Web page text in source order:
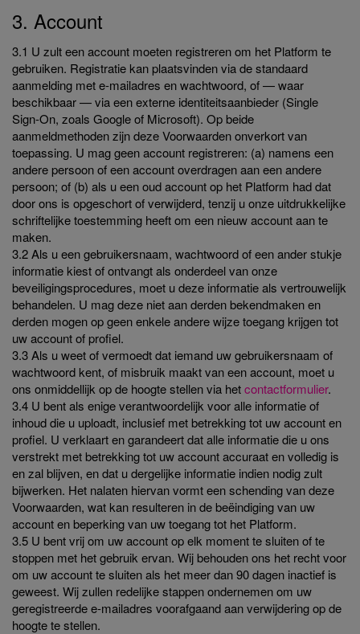
3. Account
3.1 U zult een account moeten registreren om het Platform te
gebruiken. Registratie kan plaatsvinden via de standaard
aanmelding met e-mailadres en wachtwoord, of — waar
beschikbaar — via een externe identiteitsaanbieder (Single
Sign-On, zoals Google of Microsoft). Op beide
aanmeldmethoden zijn deze Voorwaarden onverkort van
toepassing. U mag geen account registreren: (a) namens een
andere persoon of een account overdragen aan een andere
persoon; of (b) als u een oud account op het Platform had dat
door ons is opgeschort of verwijderd, tenzij u onze uitdrukkelijke
schriftelijke toestemming heeft om een nieuw account aan te
maken.
3.2 Als u een gebruikersnaam, wachtwoord of een ander stukje
informatie kiest of ontvangt als onderdeel van onze
beveiligingsprocedures, moet u deze informatie als vertrouwelijk
behandelen. U mag deze niet aan derden bekendmaken en
derden mogen op geen enkele andere wijze toegang krijgen tot
uw account of profiel.
3.3 Als u weet of vermoedt dat iemand uw gebruikersnaam of
wachtwoord kent, of misbruik maakt van een account, moet u
ons onmiddellijk op de hoogte stellen via hetcontactformulier.
3.4 U bent als enige verantwoordelijk voor alle informatie of
inhoud die u uploadt, inclusief met betrekking tot uw account en
profiel. U verklaart en garandeert dat alle informatie die u ons
verstrekt met betrekking tot uw account accuraat en volledig is
en zal blijven, en dat u dergelijke informatie indien nodig zult
bijwerken. Het nalaten hiervan vormt een schending van deze
Voorwaarden, wat kan resulteren in de beëindiging van uw
account en beperking van uw toegang tot het Platform.
3.5 U bent vrij om uw account op elk moment te sluiten of te
stoppen met het gebruik ervan. Wij behouden ons het recht voor
om uw account te sluiten als het meer dan 90 dagen inactief is
geweest. Wij zullen redelijke stappen ondernemen om uw
geregistreerde e-mailadres voorafgaand aan verwijdering op de
hoogte te stellen.